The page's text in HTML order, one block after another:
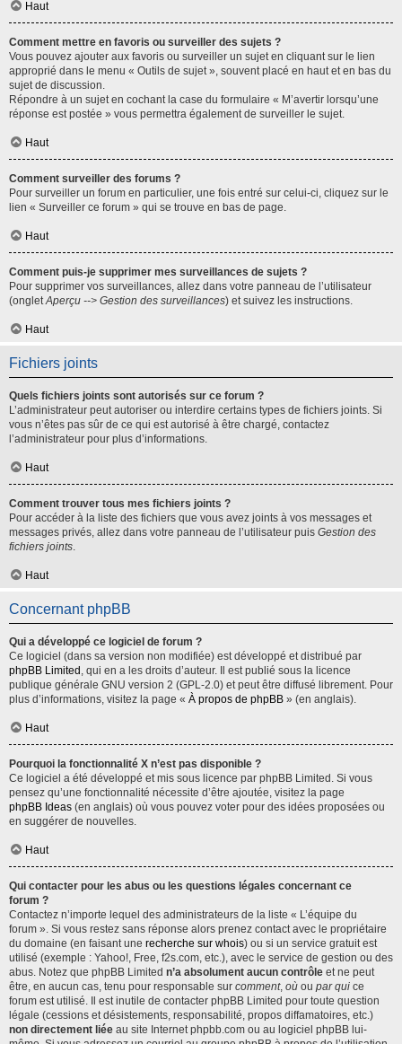
Haut
Comment mettre en favoris ou surveiller des sujets ?
Vous pouvez ajouter aux favoris ou surveiller un sujet en cliquant sur le lien
approprié dans le menu « Outils de sujet », souvent placé en haut et en bas du
sujet de discussion.
Répondre à un sujet en cochant la case du formulaire « M’avertir lorsqu’une
réponse est postée » vous permettra également de surveiller le sujet.
Haut
Comment surveiller des forums ?
Pour surveiller un forum en particulier, une fois entré sur celui-ci, cliquez sur le
lien « Surveiller ce forum » qui se trouve en bas de page.
Haut
Comment puis-je supprimer mes surveillances de sujets ?
Pour supprimer vos surveillances, allez dans votre panneau de l’utilisateur
(ongletAperçu --> Gestion des surveillances) et suivez les instructions.
Haut
Fichiers joints
Quels fichiers joints sont autorisés sur ce forum ?
L’administrateur peut autoriser ou interdire certains types de fichiers joints. Si
vous n’êtes pas sûr de ce qui est autorisé à être chargé, contactez
l’administrateur pour plus d’informations.
Haut
Comment trouver tous mes fichiers joints ?
Pour accéder à la liste des fichiers que vous avez joints à vos messages et
messages privés, allez dans votre panneau de l’utilisateur puis Gestion des
fichiers joints.
Haut
Concernant phpBB
Qui a développé ce logiciel de forum ?
Ce logiciel (dans sa version non modifiée) est développé et distribué par
phpBB Limited , qui en a les droits d’auteur. Il est publié sous la licence
publique générale GNU version 2 (GPL-2.0) et peut être diffusé librement. Pour
plus d’informations, visitez la page « À propos de phpBB » (en anglais).
Haut
Pourquoi la fonctionnalité X n’est pas disponible ?
Ce logiciel a été développé et mis sous licence par phpBB Limited. Si vous
pensez qu’une fonctionnalité nécessite d’être ajoutée, visitez la page
phpBB Ideas (en anglais) où vous pouvez voter pour des idées proposées ou
en suggérer de nouvelles.
Haut
Qui contacter pour les abus ou les questions légales concernant ce
forum ?
Contactez n’importe lequel des administrateurs de la liste « L’équipe du
forum ». Si vous restez sans réponse alors prenez contact avec le propriétaire
du domaine (en faisant une recherche sur whois) ou si un service gratuit est
utilisé (exemple : Yahoo!, Free, f2s.com, etc.), avec le service de gestion ou des
abus. Notez que phpBB Limited n’a absolument aucun contrôle et ne peut
être, en aucun cas, tenu pour responsable sur comment, où ou par qui ce
forum est utilisé. Il est inutile de contacter phpBB Limited pour toute question
légale (cessions et désistements, responsabilité, propos diffamatoires, etc.)
non directement liée au site Internet phpbb.com ou au logiciel phpBB lui-